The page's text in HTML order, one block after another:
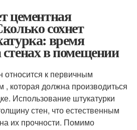
цементная
сохнет
время
в помещении
относится к первичным
, которая должна производиться
Использование штукатурки
стен, что естественным
их прочности. Помимо